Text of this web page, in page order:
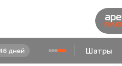
Шатры